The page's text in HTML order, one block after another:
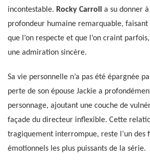
incontestable. Rocky Carroll
a su donner
profondeur humaine remarquable, faisant
que l’on respecte et que l’on craint
une admiration sincère.
Sa vie personnelle n’a pas été épargnée
perte de son épouse Jackie a
personnage, ajoutant une couche de
façade du directeur inflexible. Cette
tragiquement interrompue, reste l’un des
émotionnels les plus puissants de la série.